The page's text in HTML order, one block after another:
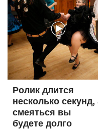
Ролик длится
несколько секунд,
смеяться вы
будете долго